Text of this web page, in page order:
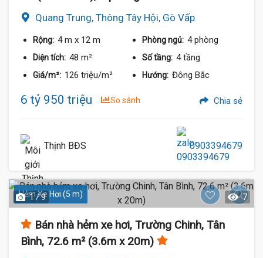
Quang Trung, Thông Tây Hội, Gò Vấp
Rộng: 4 m x 12 m Phòng ngủ: 4 phòng
Diện tích: 48 m² Số tầng: 4 tầng
Giá/m²: 126 triệu/m² Hướng: Đông Bắc
6 tỷ 950 triệu So sánh Chia sẻ
Thịnh BĐS 0903394679
Hẻm Xe Hơi (5 m)
1 / 9 7
Bán nhà hẻm xe hơi, Trường Chinh, Tân
Bình, 72.6 m² (3.6m x 20m)